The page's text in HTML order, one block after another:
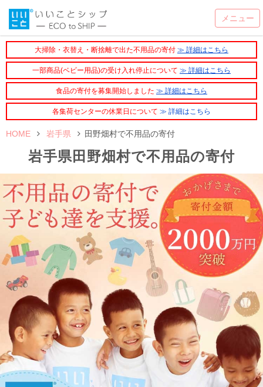
大掃除・衣替え・断捨離で出た不用品の寄付 ≫ 詳細はこちら
一部商品(ベビー用品)の受け入れ停止について ≫ 詳細はこちら
食品の寄付を募集開始しました ≫ 詳細はこちら
各集荷センターの休業日について ≫ 詳細はこちら
HOME 岩手県 田野畑村で不用品の寄付
岩手県田野畑村で不用品の寄付